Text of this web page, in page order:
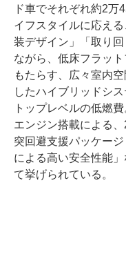
ド車でそれぞれ約2万
イフスタイルに応え
装デザイン」「取り
ながら、低床フラッ
もたらす、広々室内
したハイブリッドシ
トップレベルの低燃
エンジン搭載による
突回避支援パッケー
による高い安全性能
て挙げられている。